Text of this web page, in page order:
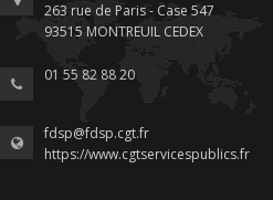
263 rue de Paris - Case 547
93515 MONTREUIL CEDEX
01 55 82 88 20
fdsp@fdsp.cgt.fr
https://www.cgtservicespublics.fr